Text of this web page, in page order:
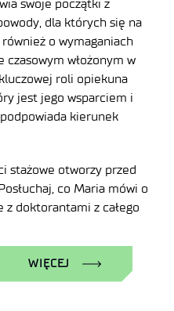
swoje początki z
dla których się na
o wymaganiach
czasowym włożonym w
roli opiekuna
jest jego wsparciem i
kierunek
stażowe otworzy przed
co Maria mówi o
z doktorantami z całego
WIĘCEJ